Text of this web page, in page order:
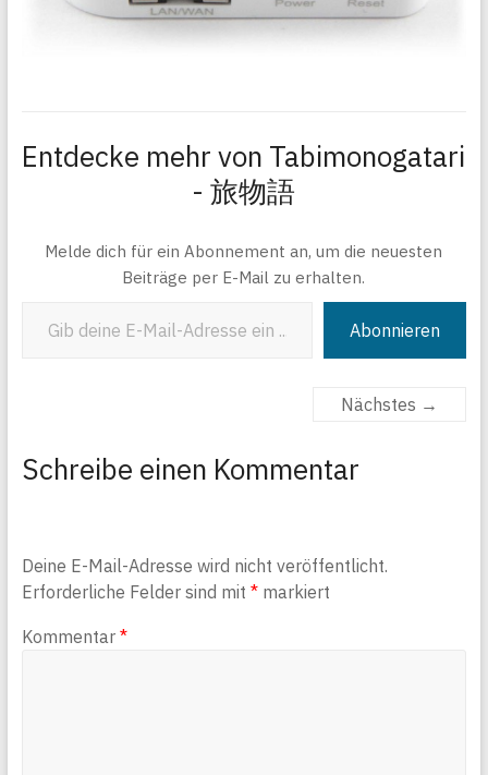
Entdecke mehr von Tabimonogatari
- 旅物語
Melde dich für ein Abonnement an, um die neuesten
Beiträge per E-Mail zu erhalten.
Abonnieren
Nächstes →
Schreibe einen Kommentar
Deine E-Mail-Adresse wird nicht veröffentlicht.
Erforderliche Felder sind mit *markiert
Kommentar *